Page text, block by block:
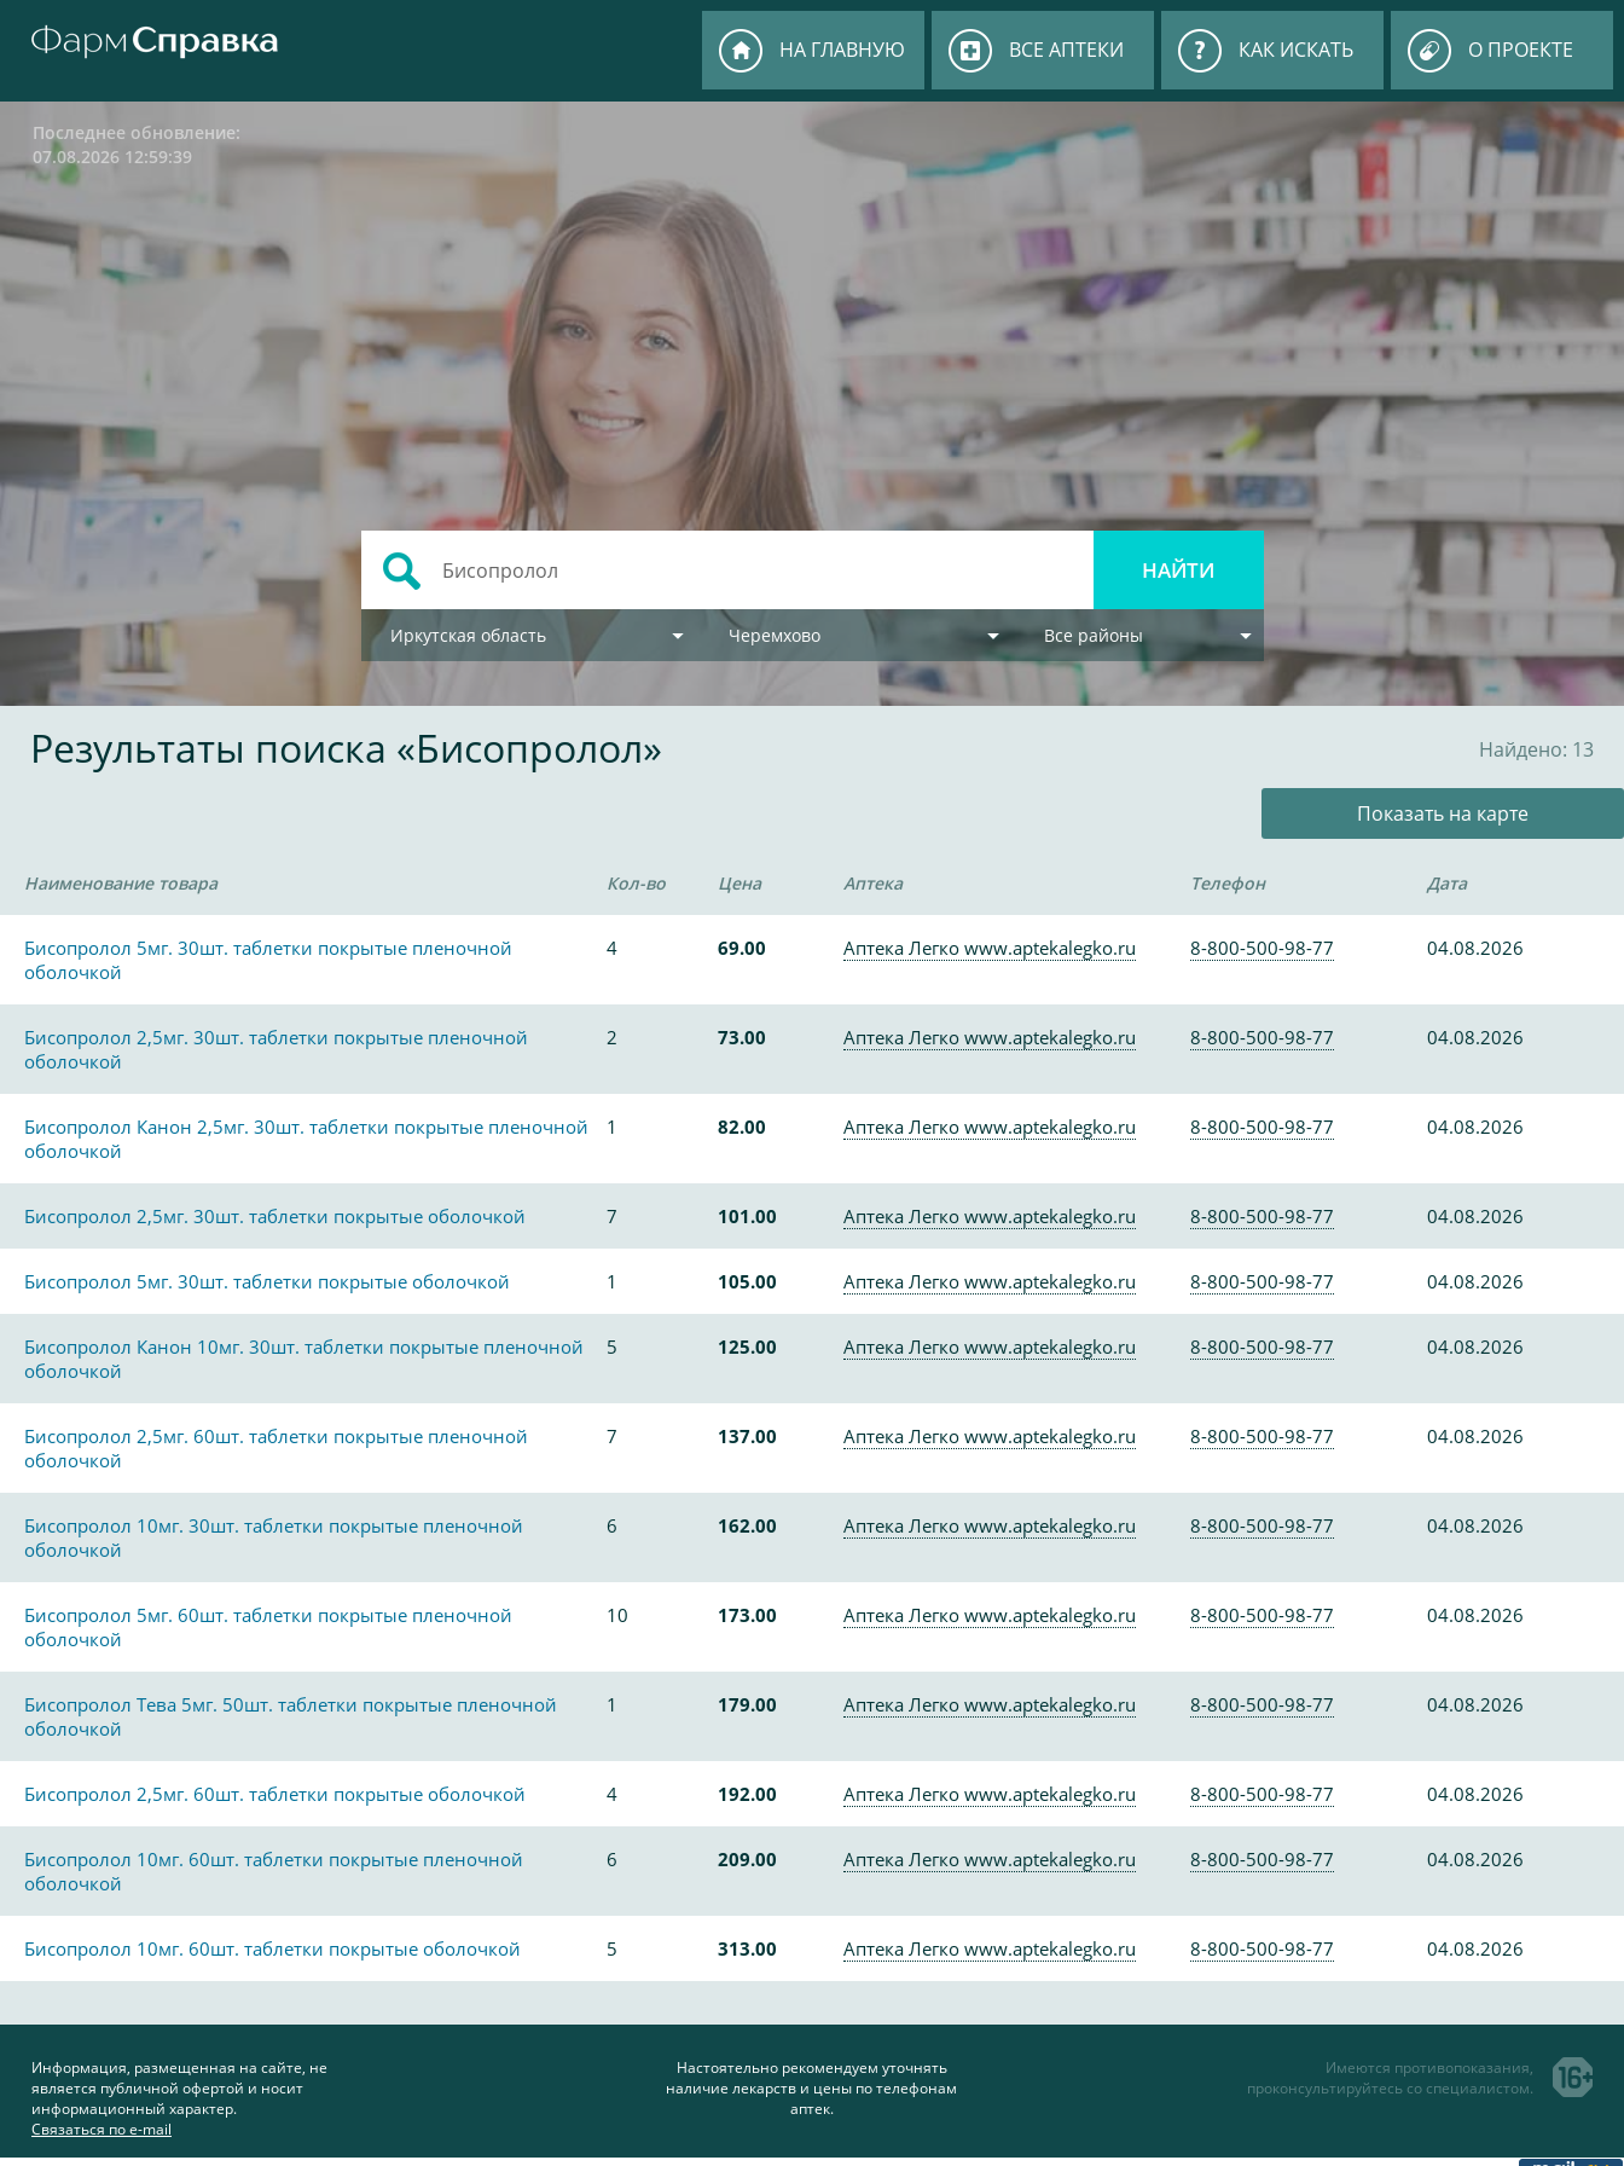
НА ГЛАВНУЮ ВСЕ АПТЕКИ КАК ИСКАТЬ О ПРОЕКТЕ
Последнее обновление:
07.08.2026 12:59:39
Иркутская область Черемхово Все районы
Результаты поиска «Бисопролол» Найдено: 13
Показать на карте
Наименование товара Кол-во Цена Аптека Телефон Дата
Бисопролол 5мг. 30шт. таблетки покрытые пленочной
оболочкой
4 69.00 Аптека Легко www.aptekalegko.ru 8-800-500-98-77 04.08.2026
Бисопролол 2,5мг. 30шт. таблетки покрытые пленочной
оболочкой
2 73.00 Аптека Легко www.aptekalegko.ru 8-800-500-98-77 04.08.2026
Бисопролол Канон 2,5мг. 30шт. таблетки покрытые пленочной
оболочкой
1 82.00 Аптека Легко www.aptekalegko.ru 8-800-500-98-77 04.08.2026
Бисопролол 2,5мг. 30шт. таблетки покрытые оболочкой 7 101.00 Аптека Легко www.aptekalegko.ru 8-800-500-98-77 04.08.2026
Бисопролол 5мг. 30шт. таблетки покрытые оболочкой 1 105.00 Аптека Легко www.aptekalegko.ru 8-800-500-98-77 04.08.2026
Бисопролол Канон 10мг. 30шт. таблетки покрытые пленочной
оболочкой
5 125.00 Аптека Легко www.aptekalegko.ru 8-800-500-98-77 04.08.2026
Бисопролол 2,5мг. 60шт. таблетки покрытые пленочной
оболочкой
7 137.00 Аптека Легко www.aptekalegko.ru 8-800-500-98-77 04.08.2026
Бисопролол 10мг. 30шт. таблетки покрытые пленочной
оболочкой
6 162.00 Аптека Легко www.aptekalegko.ru 8-800-500-98-77 04.08.2026
Бисопролол 5мг. 60шт. таблетки покрытые пленочной
оболочкой
10 173.00 Аптека Легко www.aptekalegko.ru 8-800-500-98-77 04.08.2026
Бисопролол Тева 5мг. 50шт. таблетки покрытые пленочной
оболочкой
1 179.00 Аптека Легко www.aptekalegko.ru 8-800-500-98-77 04.08.2026
Бисопролол 2,5мг. 60шт. таблетки покрытые оболочкой 4 192.00 Аптека Легко www.aptekalegko.ru 8-800-500-98-77 04.08.2026
Бисопролол 10мг. 60шт. таблетки покрытые пленочной
оболочкой
6 209.00 Аптека Легко www.aptekalegko.ru 8-800-500-98-77 04.08.2026
Бисопролол 10мг. 60шт. таблетки покрытые оболочкой 5 313.00 Аптека Легко www.aptekalegko.ru 8-800-500-98-77 04.08.2026
Информация, размещенная на сайте, не
является публичной офертой и носит
информационный характер.
Связаться по e-mail
Настоятельно рекомендуем уточнять
наличие лекарств и цены по телефонам
аптек.
Имеются противопоказания,
проконсультируйтесь со специалистом.